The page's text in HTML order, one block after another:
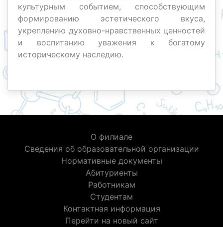
культурным событием, способствующим
формированию эстетического вкуса,
укреплению духовно-нравственных ценностей
и воспитанию уважения к богатому
историческому наследию.
О филиале
Сведения об образовательной организации
Нормативные документы
Абитуриенты
Работникам
Студентам
Контактная информация
Перейти на новый сайт